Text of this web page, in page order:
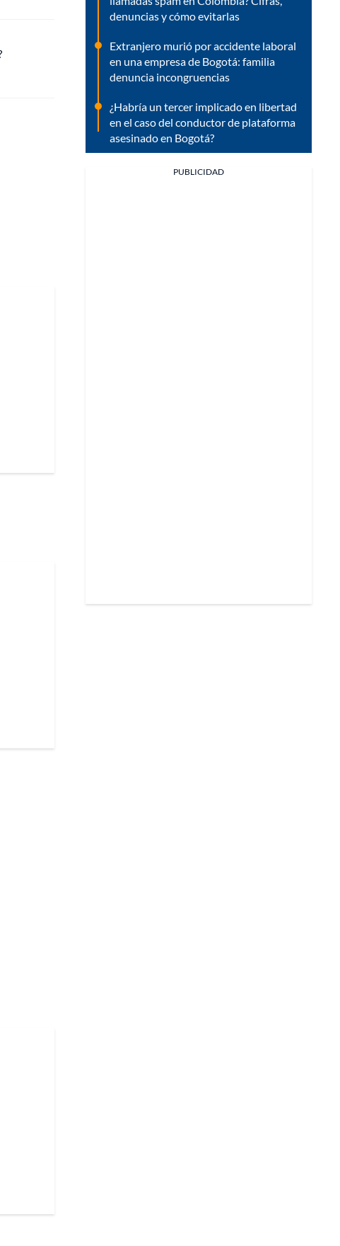
denuncias y cómo evitarlas
Extranjero murió por accidente laboral
en una empresa de Bogotá: familia
denuncia incongruencias
¿Habría un tercer implicado en libertad
en el caso del conductor de plataforma
asesinado en Bogotá?
PUBLICIDAD